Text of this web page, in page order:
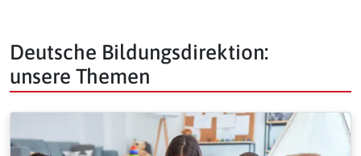
Deutsche Bildungsdirektion:
unsere Themen